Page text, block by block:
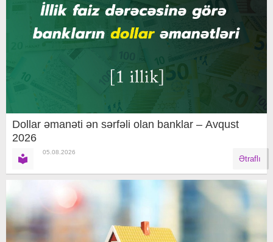
Dollar əmanəti ən sərfəli olan banklar – Avqust
2026
05.08.2026
Ətraflı